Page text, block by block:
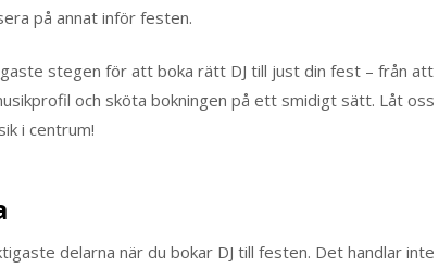
på annat inför festen.
stegen för att boka rätt DJ till just din fest – från att
och sköta bokningen på ett smidigt sätt. Låt oss
i centrum!
delarna när du bokar DJ till festen. Det handlar inte